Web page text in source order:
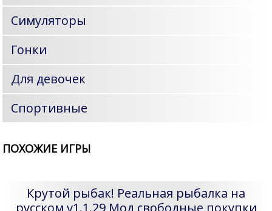
Симуляторы
Гонки
Для девочек
Спортивные
ПОХОЖИЕ ИГРЫ
Крутой рыбак! Реальная рыбалка на
русском v1.1.29 Мод свободные покупки